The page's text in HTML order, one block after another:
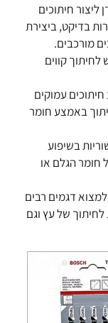
ליצור חיתוכים
בדיקט, ביצירת
מורכבים.
קווים
עמוקים
באמצע חומר
בשיפוע
חומר הגלם או
דגמים רבים
של עץ וגם